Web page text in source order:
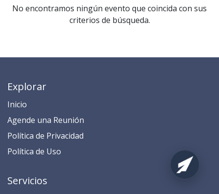
No encontramos ningún evento que coincida con sus
criterios de búsqueda.
Explorar
Inicio
​​​​​​​​​​​​​​​​​​​​​​​​​​​​A​gend​e ​u​na​ Reunión​
​​​​​​P​o​l​ítica de Privacidad
​​​​​​​​​​​P​o​l​í​t​ic​a​ d​e ​U​so​
Servicios